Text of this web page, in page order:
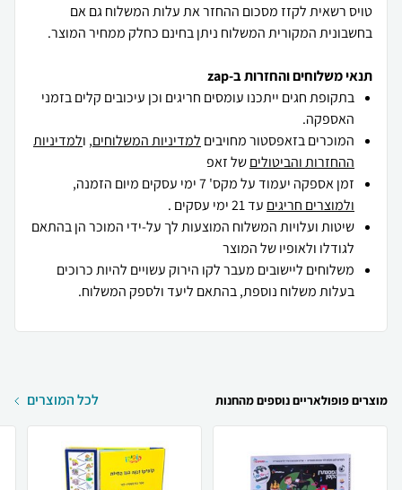
טויס רשאית לקזז מסכום ההחזר את עלות המשלוח גם אם
בחשבונית המקורית המשלוח ניתן בחינם כחלק ממחיר המוצר.
תנאי משלוחים והחזרות ב-zap
בתקופת חגים ייתכנו עומסים חריגים וכן עיכובים קלים בזמני
האספקה.
המוכרים בזאפסטור מחויבים למדיניות המשלוחים, ולמדיניות
ההחזרות והביטוליםשל זאפ
זמן אספקה יעמוד על מקס' 7 ימי עסקים מיום הזמנה,
ולמוצרים חריגים עד 21 ימי עסקים .
שיטות ועלויות המשלוח המוצעות לך על-ידי המוכר הן בהתאם
לגודלו ולאופיו של המוצר
משלוחים ליישובים מעבר לקו הירוק עשויים להיות כרוכים
בעלות משלוח נוספת, בהתאם ליעד ולספק המשלוח.
מוצרים פופולאריים נוספים מהחנות לכל המוצרים